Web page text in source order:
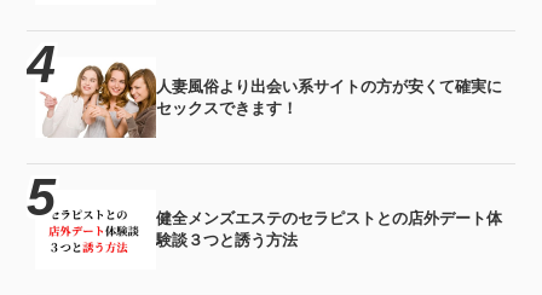
人妻風俗より出会い系サイトの方が安くて確実に
セックスできます！
健全メンズエステのセラピストとの店外デート体
験談３つと誘う方法